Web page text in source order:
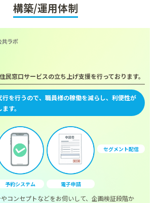
構築/運用体制
住民窓口サービスの立ち上げ支援を行っております。
行を行うので、職員様の稼働を減らし、利便性が
す。
予約システム 電子申請
セグメント配信
コンセプトなどをお伺いして、企画検証段階か